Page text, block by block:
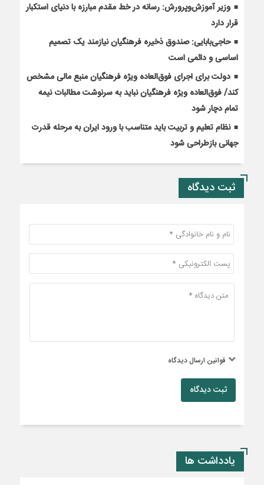
وزیر آموزش‌وپرورش: رسانه در خط مقدم مبارزه با دنیای استکبار
قرار دارد
حاجی‌بابایی: صندوق ذخیره فرهنگیان نیازمند یک تصمیم
اساسی و دائمی است
دولت برای اجرای فوق‌العاده ویژه فرهنگیان منبع مالی مشخص
کند/ فوق‌العاده ویژه فرهنگیان نباید به سرنوشت مطالبات نیمه‌
تمام دچار شود
نظام تعلیم و تربیت باید متناسب با ورود ایران به مرحله قدرت
جهانی بازطراحی شود
ثبت دیدگاه
قوانین ارسال دیدگاه
ثبت دیدگاه
یادداشت ها